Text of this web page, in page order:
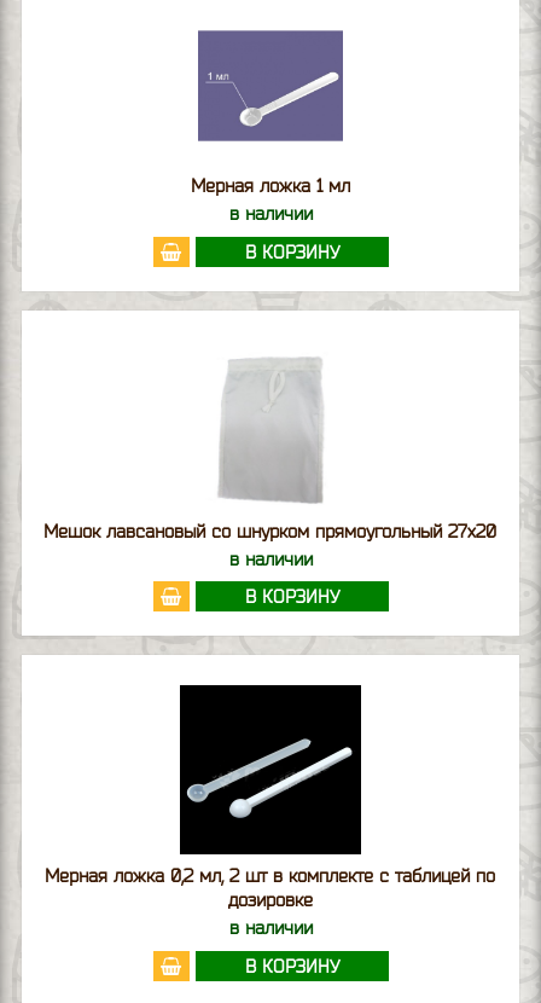
Мерная ложка 1 мл
в наличии
В КОРЗИНУ
Мешок лавсановый со шнурком прямоугольный 27х20
в наличии
В КОРЗИНУ
Мерная ложка 0,2 мл, 2 шт в комплекте с таблицей по
дозировке
в наличии
В КОРЗИНУ